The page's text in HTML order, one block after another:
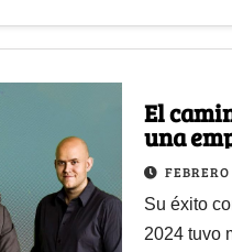
El
una
Su éxito
2024 tuvo